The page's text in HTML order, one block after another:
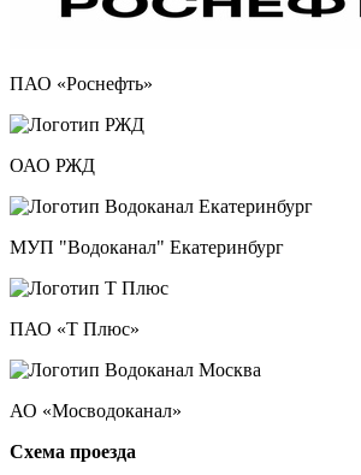
ПАО «Роснефть»
ОАО РЖД
МУП "Водоканал" Екатеринбург
ПАО «Т Плюс»
АО «Мосводоканал»
Схема проезда